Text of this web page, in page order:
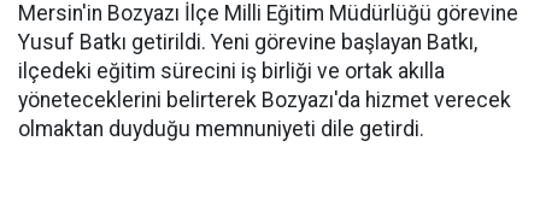
Mersin'in Bozyazı İlçe Milli Eğitim Müdürlüğü görevine
Yusuf Batkı getirildi. Yeni görevine başlayan Batkı,
ilçedeki eğitim sürecini iş birliği ve ortak akılla
yöneteceklerini belirterek Bozyazı'da hizmet verecek
olmaktan duyduğu memnuniyeti dile getirdi.